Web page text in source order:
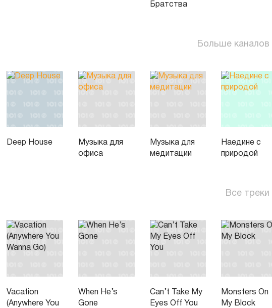
Братства
Больше каналов
Deep House
Музыка для
офиса
Музыка для
медитации
Наедине с
природой
Все треки
Vacation
(Anywhere You
When He’s
Gone
Can’t Take My
Eyes Off You
Monsters On
My Block